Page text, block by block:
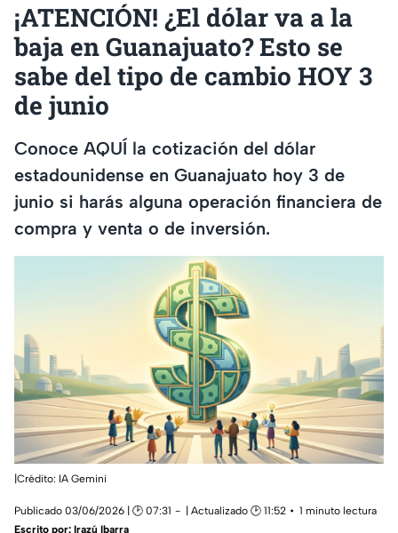
¡ATENCIÓN! ¿El dólar va a la
baja en Guanajuato? Esto se
sabe del tipo de cambio HOY 3
de junio
Conoce AQUÍ la cotización del dólar
estadounidense en Guanajuato hoy 3 de
junio si harás alguna operación financiera de
compra y venta o de inversión.
|Crédito: IA Gemini
Publicado 03/06/2026 | 🕑 07:31 | Actualizado 🕑 11:52
1 minuto lectura
Escrito por: Irazú Ibarra